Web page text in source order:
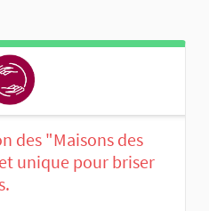
des "Maisons des
unique pour briser